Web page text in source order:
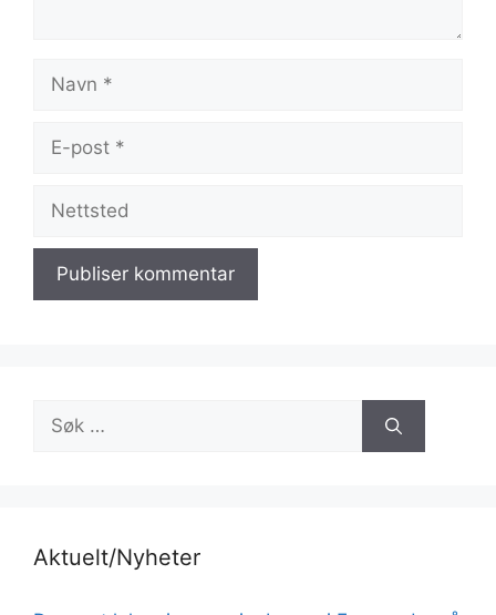
Navn
Nettsted
Søk
etter:
Aktuelt/Nyheter